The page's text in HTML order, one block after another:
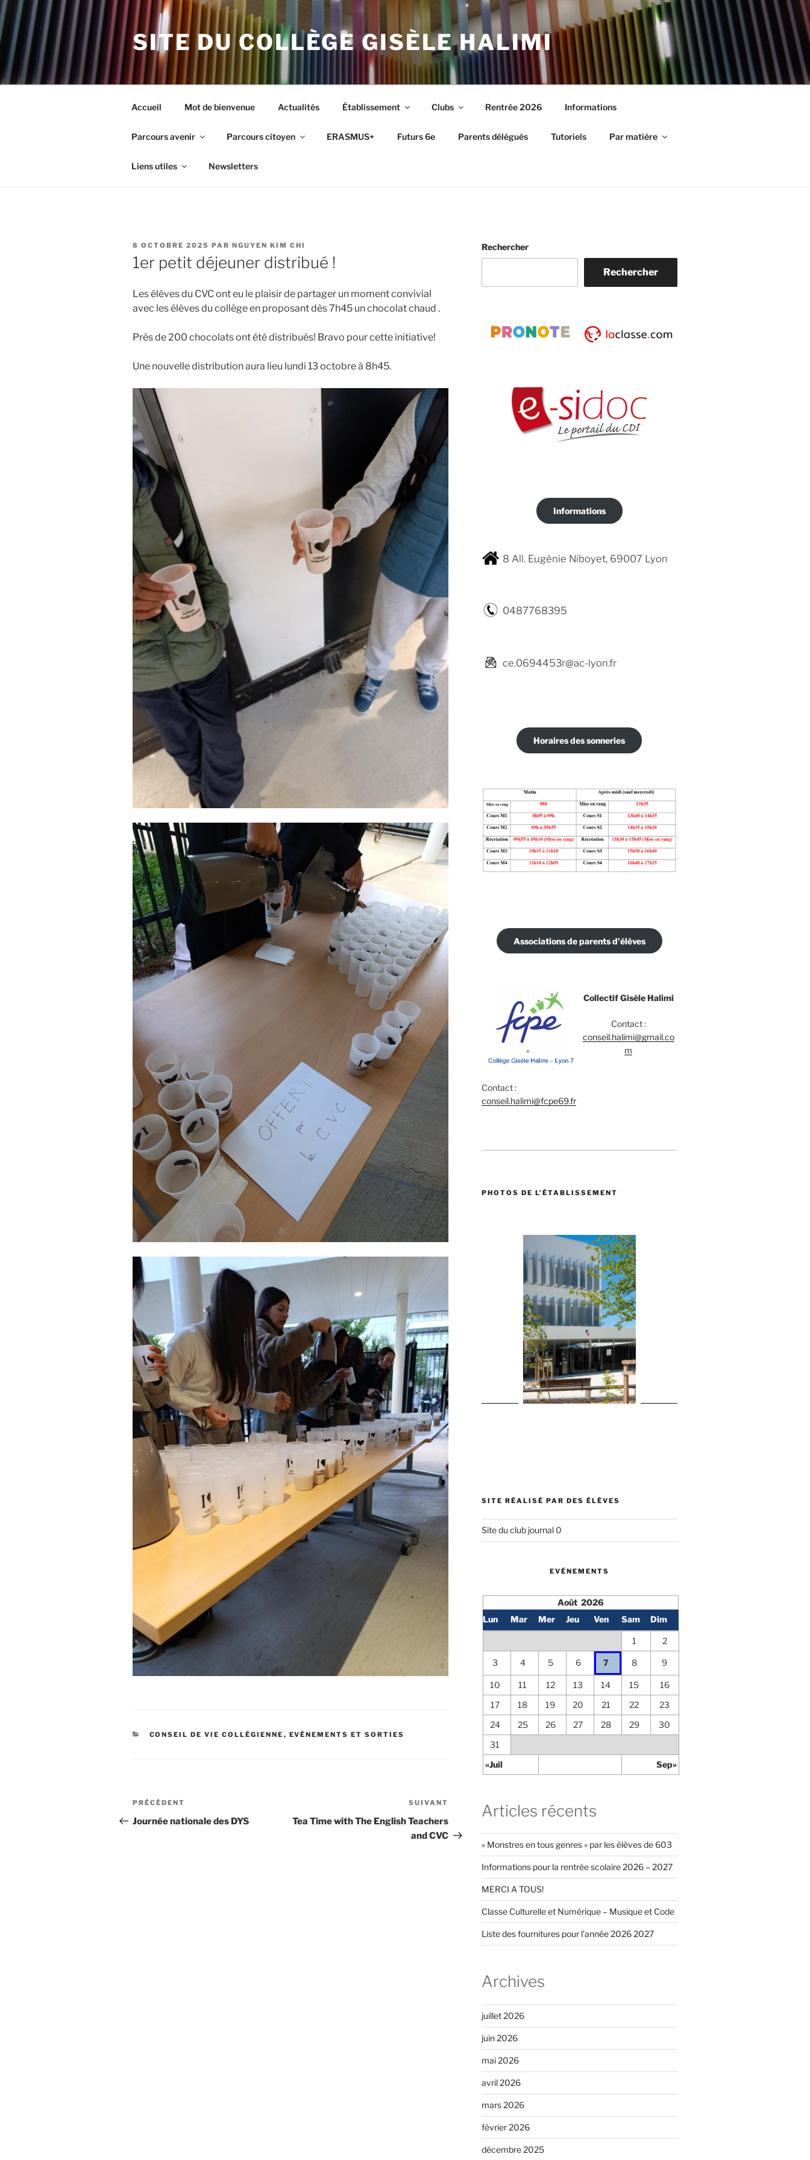
Aller
au
contenu
principal
SITE DU COLLÈGE GISÈLE HALIMI
Accueil Mot de bienvenue Actualités Établissement Clubs Rentrée 2026 Informations
Parcours avenir Parcours citoyen ERASMUS+ Futurs 6e Parents délégués Tutoriels Par matière
Liens utiles Newsletters
PUBLIÉ
LE
8 OCTOBRE 2025 PAR NGUYEN KIM CHI
1er petit déjeuner distribué !
Les élèves du CVC ont eu le plaisir de partager un moment convivial
avec les élèves du collège en proposant dès 7h45 un chocolat chaud .
Près de 200 chocolats ont été distribués! Bravo pour cette initiative!
Une nouvelle distribution aura lieu lundi 13 octobre à 8h45.
CATÉGORIES
CONSEIL DE VIE COLLÉGIENNE , EVÈNEMENTS ET SORTIES
Navigation
de
Article
précédent
PRÉCÉDENT
Journée nationale des DYS
suivant
SUIVANT
Tea Time with The English Teachers
and CVC
Rechercher
Rechercher
Informations
8 All. Eugènie Niboyet, 69007 Lyon
0487768395
ce.0694453r@ac-lyon.fr
Horaires des sonneries
Associations de parents d'élèves
Contact :
conseil.halimi@fcpe69.fr
Collectif Gisèle Halimi
Contact :
conseil.halimi@gmail.co
m
PHOTOS DE L’ÉTABLISSEMENT
SITE RÉALISÉ PAR DES ÉLÈVES
Site du club journal0
EVÉNEMENTS
Août 2026
Lun
Mar Mer Jeu Ven Sam Dim
«Juil Sep»
1 2
3 4 5 6 7 8 9
10 11 12 13 14 15
16
17
18 19 20 21 22
23
24
25 26 27 28 29
30
31
Articles récents
« Monstres en tous genres » par les élèves de 603
Informations pour la rentrée scolaire 2026 – 2027
MERCI A TOUS!
Classe Culturelle et Numérique – Musique et Code
Liste des fournitures pour l’année 2026 2027
Archives
juillet 2026
juin 2026
mai 2026
avril 2026
mars 2026
février 2026
décembre 2025